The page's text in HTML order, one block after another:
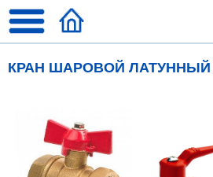
КРАН ШАРОВОЙ ЛАТУННЫЙ